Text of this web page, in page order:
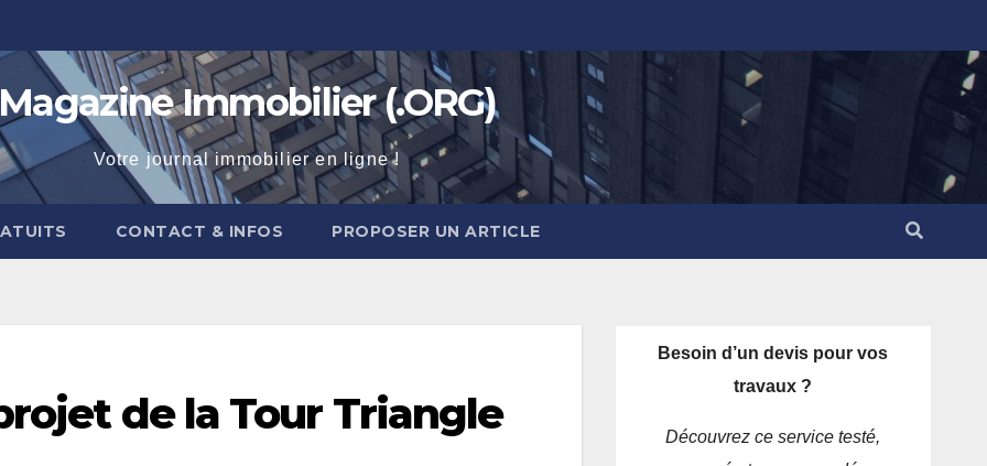
Magazine Immobilier (.ORG)
Votre journal immobilier en ligne !
CONTACT & INFOS PROPOSER UN ARTICLE
de la Tour Triangle
Besoin d’un devis pour vos
travaux ?
Découvrez ce service testé,